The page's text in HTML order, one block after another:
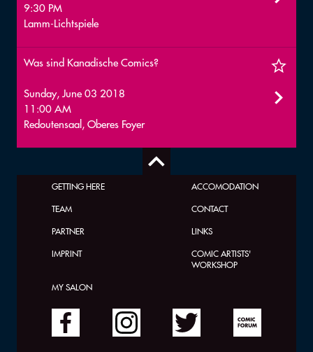
9:30 PM
Lamm-Lichtspiele
Was sind Kanadische Comics?
Sunday, June 03 2018
11:00 AM
Redoutensaal, Oberes Foyer
GETTING HERE
ACCOMODATION
TEAM
CONTACT
PARTNER
LINKS
IMPRINT
COMIC ARTISTS'
WORKSHOP
MY SALON